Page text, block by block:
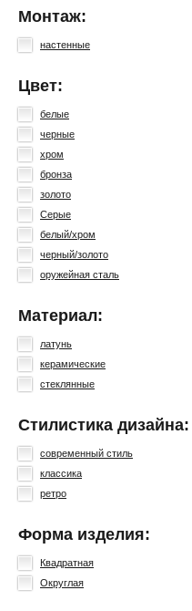
Монтаж:
настенные
Цвет:
белые
черные
хром
бронза
золото
Серые
белый/хром
черный/золото
оружейная сталь
Материал:
латунь
керамические
стеклянные
Стилистика дизайна:
современный стиль
классика
ретро
Форма изделия:
Квадратная
Округлая